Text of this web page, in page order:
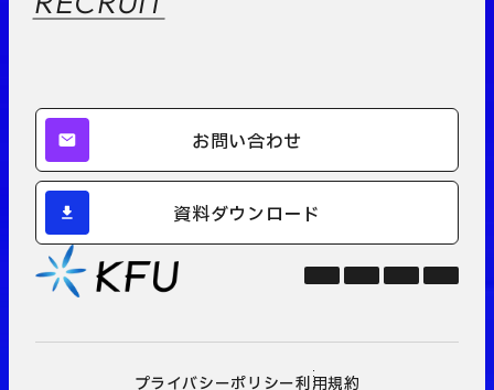
お問い合わせ
資料ダウンロード
プライバシーポリシー利用規約